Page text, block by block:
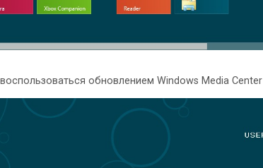
обновлением Windows Media Center